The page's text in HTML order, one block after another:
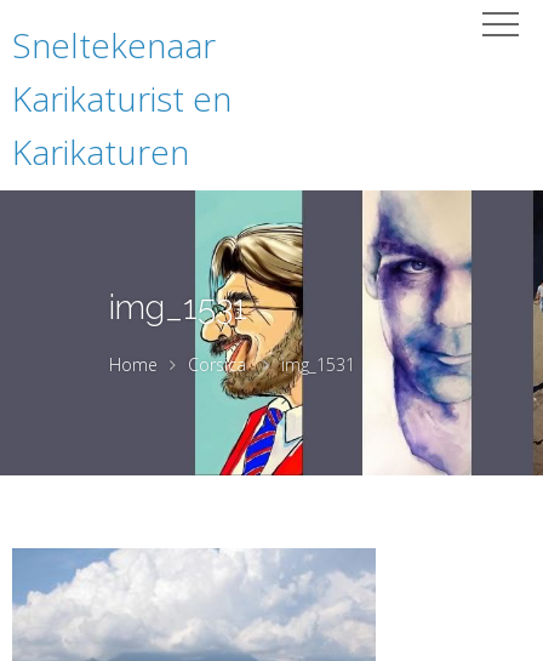
Sneltekenaar
Karikaturist en
Karikaturen
img_1531
Home Corsica img_1531